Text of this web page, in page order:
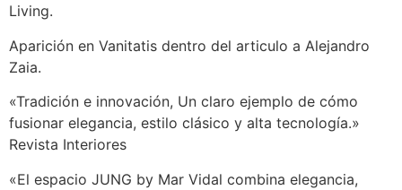
Living.
Aparición en Vanitatis dentro del articulo a Alejandro
Zaia.
«Tradición e innovación, Un claro ejemplo de cómo
fusionar elegancia, estilo clásico y alta tecnología.»
Revista Interiores
«El espacio JUNG by Mar Vidal combina elegancia,